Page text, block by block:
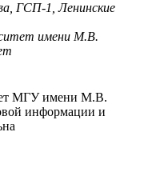
ГСП-1, Ленинские
имени М.В.
МГУ имени М.В.
информации и